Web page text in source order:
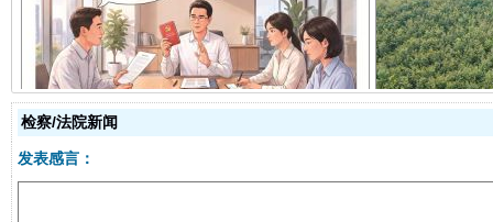
揭开“小金库”的免责幌子
检察/法院新闻
发表感言：